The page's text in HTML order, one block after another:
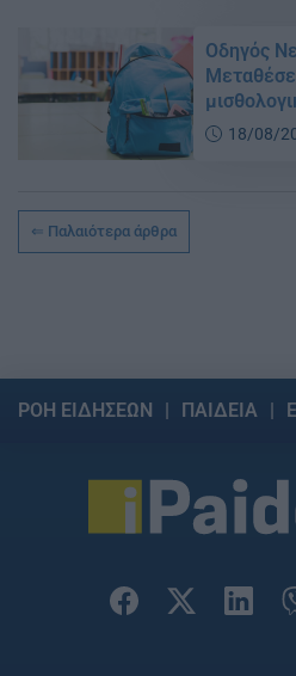
Οδηγός
18/08/
Παλαιότερα άρθρα
ΡΟΗ ΕΙΔΗΣΕΩΝ ΠΑΙΔΕΙΑ